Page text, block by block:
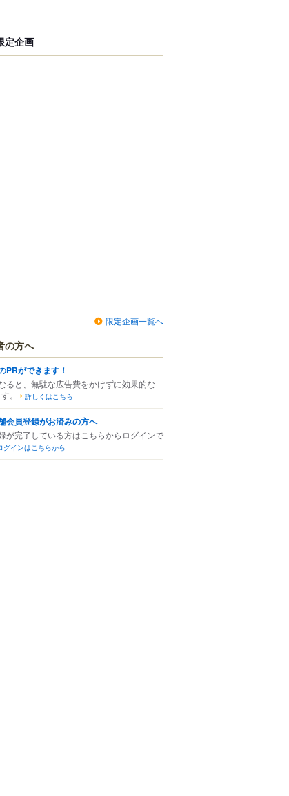
定企画
限定企画一覧へ
の方へ
PRができます！
ると、無駄な広告費をかけずに効果的な
。
詳しくはこちら
会員登録がお済みの方へ
が完了している方はこちらからログインで
グインはこちらから